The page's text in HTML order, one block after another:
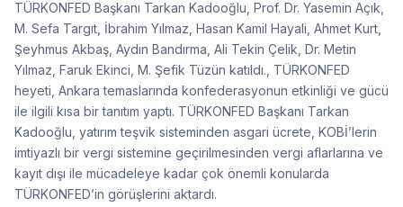
TÜRKONFED Başkanı Tarkan Kadooğlu, Prof. Dr. Yasemin Açık,
M. Sefa Targıt, İbrahim Yılmaz, Hasan Kamil Hayali, Ahmet Kurt,
Şeyhmus Akbaş, Aydın Bandırma, Ali Tekin Çelik, Dr. Metin
Yılmaz, Faruk Ekinci, M. Şefik Tüzün katıldı., TÜRKONFED
heyeti, Ankara temaslarında konfederasyonun etkinliği ve gücü
ile ilgili kısa bir tanıtım yaptı. TÜRKONFED Başkanı Tarkan
Kadooğlu, yatırım teşvik sisteminden asgari ücrete, KOBİ’lerin
imtiyazlı bir vergi sistemine geçirilmesinden vergi aflarlarına ve
kayıt dışı ile mücadeleye kadar çok önemli konularda
TÜRKONFED’in görüşlerini aktardı.